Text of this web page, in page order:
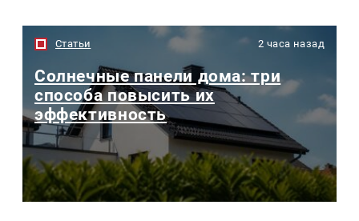
Статьи 2 часа назад
Солнечные панели дома: три
способа повысить их
эффективность